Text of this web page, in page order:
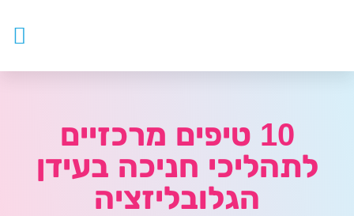
10 טיפים מרכזיים
לתהליכי חניכה בעידן
הגלובליזציה